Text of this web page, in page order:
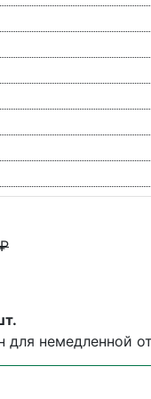
для немедленной